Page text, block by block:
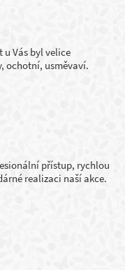
Vás byl velice
ochotní, usměvaví.
přístup, rychlou
realizaci naší akce.